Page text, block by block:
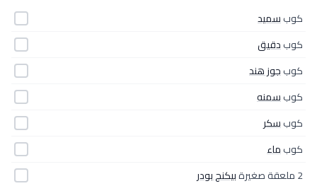
كوبسميد
كوبدقيق
كوبجوز هند
كوبسمنه
كوبسكر
كوبماء
2 ملعقة صغيرة
بيكنج بودر